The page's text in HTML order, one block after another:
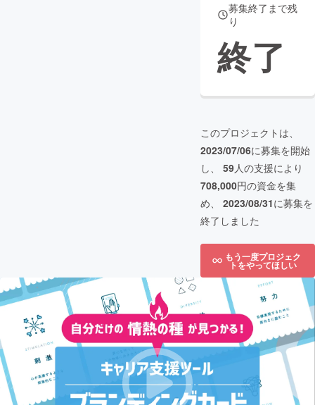
募集終了まで残
り
終了
このプロジェクトは、
2023/07/06に募集を開始
し、 59人の支援により
708,000円の資金を集
め、 2023/08/31に募集を
終了しました
もう一度プロジェク
トをやってほしい